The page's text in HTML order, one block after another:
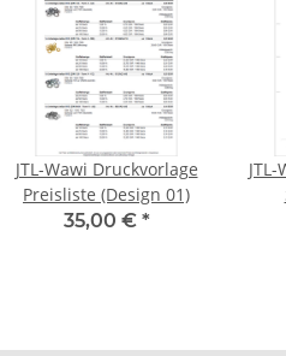
JTL-Wawi Druckvorlage
Preisliste (Design 01)
35,00 € *